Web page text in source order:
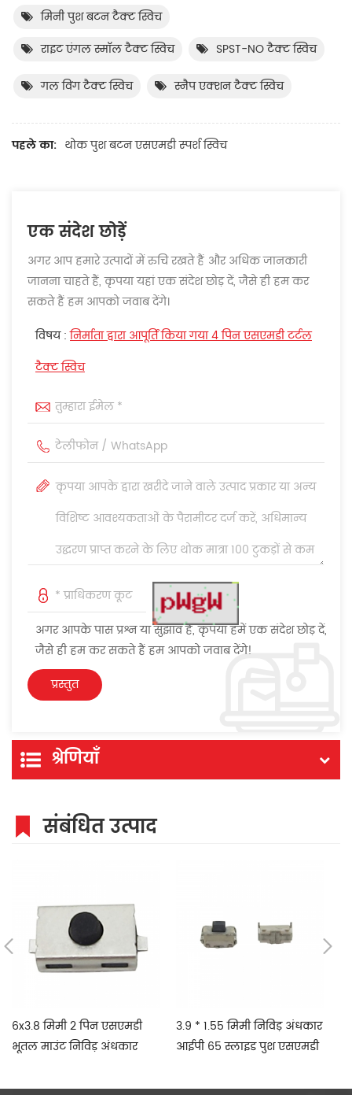
मिनी पुश बटन टैक्ट स्विच
राइट एंगल स्मॉल टैक्ट स्विच
SPST-NO टैक्ट स्विच
गल विंग टैक्ट स्विच स्नैप एक्शन टैक्ट स्विच
पहले का: थोक पुश बटन एसएमडी स्पर्श स्विच
एक संदेश छोड़ें
अगर आप हमारे उत्पादों में रुचि रखते हैं और अधिक जानकारी
जानना चाहते हैं, कृपया यहां एक संदेश छोड़ दें, जैसे ही हम कर
सकते हैं हम आपको जवाब देंगे।
विषय :निर्माता द्वारा आपूर्ति किया गया 4 पिन एसएमडी टर्टल
टैक्ट स्विच
अगर आपके पास प्रश्न या सुझाव हैं, कृपया हमें एक संदेश छोड़ दें,
जैसे ही हम कर सकते हैं हम आपको जवाब देंगे!
श्रेणियाँ
संबंधित उत्पाद
6x3.8 मिमी 2 पिन एसएमडी
भूतल माउंट निविड़ अंधकार
3.9 * 1.55 मिमी निविड़ अंधकार
आईपी 65 स्लाइड पुश एसएमडी
आदि